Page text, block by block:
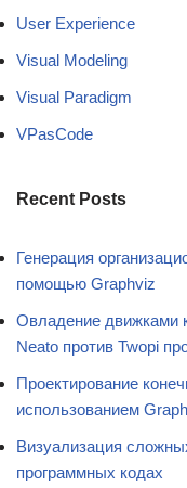
User Experience
Visual Modeling
Visual Paradigm
VPasCode
Recent Posts
Генерация
помощью Graphviz
Овладение движками
Neato против Twopi
Проектирование
использованием
Визуализация
программных кодах